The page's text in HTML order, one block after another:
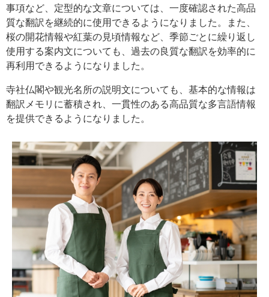
事項など、定型的な文章については、一度確認された高品
質な翻訳を継続的に使用できるようになりました。また、
桜の開花情報や紅葉の見頃情報など、季節ごとに繰り返し
使用する案内文についても、過去の良質な翻訳を効率的に
再利用できるようになりました。
寺社仏閣や観光名所の説明文についても、基本的な情報は
翻訳メモリに蓄積され、一貫性のある高品質な多言語情報
を提供できるようになりました。